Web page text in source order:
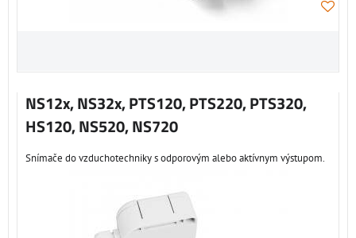
NS12x, NS32x, PTS120, PTS220, PTS320,
HS120, NS520, NS720
Snímače do vzduchotechniky s odporovým alebo aktívnym výstupom.